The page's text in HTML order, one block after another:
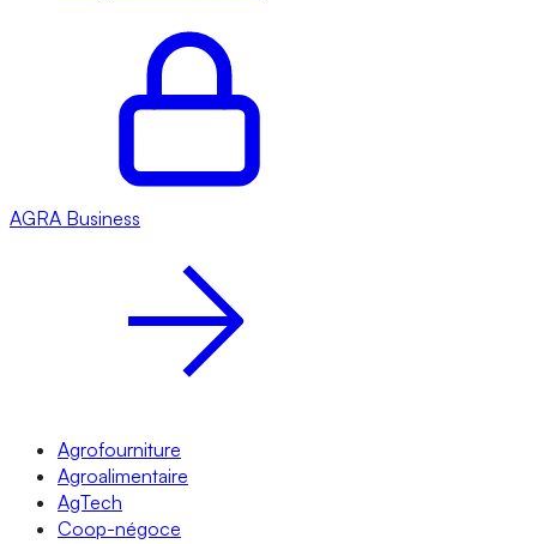
AGRA Business
Agrofourniture
Agroalimentaire
AgTech
Coop-négoce